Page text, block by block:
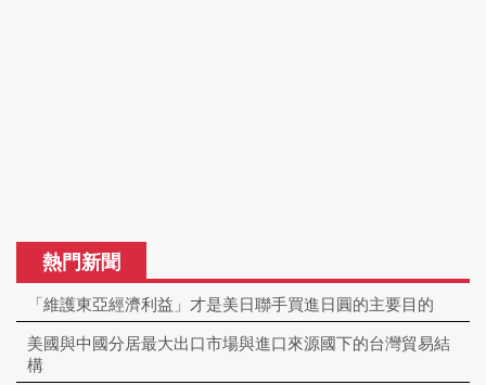
熱門新聞
「維護東亞經濟利益」才是美日聯手買進日圓的主要目的
美國與中國分居最大出口市場與進口來源國下的台灣貿易結
構